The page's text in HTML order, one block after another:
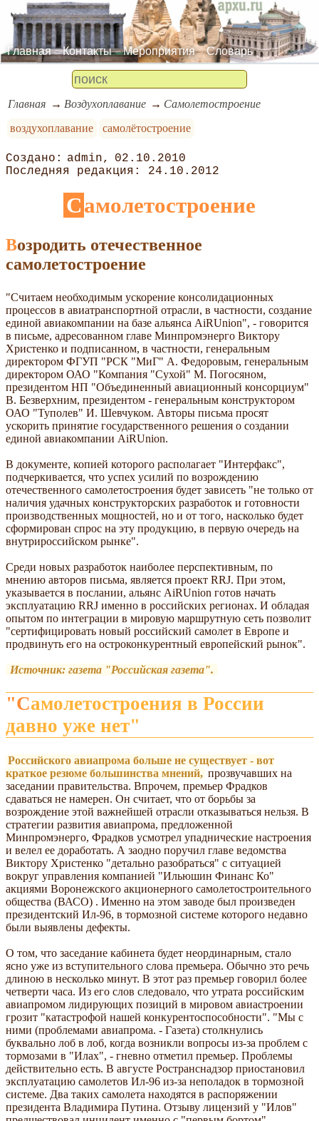
Главная Контакты Мероприятия Словарь
Главная Воздухоплавание
Самолетостроение
воздухоплавание
самолётостроение
admin
02.10.2010
24.10.2012
Самолетостроение
Возродить отечественное
самолетостроение
"Считаем необходимым ускорение консолидационных
процессов в авиатранспортной отрасли, в частности, создание
единой авиакомпании на базе альянса AiRUnion", - говорится
в письме, адресованном главе Минпромэнерго Виктору
Христенко и подписанном, в частности, генеральным
директором ФГУП "РСК "МиГ" А. Федоровым, генеральным
директором ОАО "Компания "Сухой" М. Погосяном,
президентом НП "Объединенный авиационный консорциум"
В. Безверхним, президентом - генеральным конструктором
ОАО "Туполев" И. Шевчуком. Авторы письма просят
ускорить принятие государственного решения о создании
единой авиакомпании AiRUnion.
В документе, копией которого располагает "Интерфакс",
подчеркивается, что успех усилий по возрождению
отечественного самолетостроения будет зависеть "не только от
наличия удачных конструкторских разработок и готовности
производственных мощностей, но и от того, насколько будет
сформирован спрос на эту продукцию, в первую очередь на
внутрироссийском рынке".
Среди новых разработок наиболее перспективным, по
мнению авторов письма, является проект RRJ. При этом,
указывается в послании, альянс AiRUnion готов начать
эксплуатацию RRJ именно в российских регионах. И обладая
опытом по интеграции в мировую маршрутную сеть позволит
"сертифицировать новый российский самолет в Европе и
продвинуть его на остроконкурентный европейский рынок".
Источник: газета "Российская газета".
"Самолетостроения в России
давно уже нет"
Российского авиапрома больше не существует - вот
краткое резюме большинства мнений, прозвучавших на
заседании правительства. Впрочем, премьер Фрадков
сдаваться не намерен. Он считает, что от борьбы за
возрождение этой важнейшей отрасли отказываться нельзя. В
стратегии развития авиапрома, предложенной
Минпромэнерго, Фрадков усмотрел упаднические настроения
и велел ее доработать. А заодно поручил главе ведомства
Виктору Христенко "детально разобраться" с ситуацией
вокруг управления компанией "Ильюшин Финанс Ко"
акциями Воронежского акционерного самолетостроительного
общества (ВАСО) . Именно на этом заводе был произведен
президентский Ил-96, в тормозной системе которого недавно
были выявлены дефекты.
О том, что заседание кабинета будет неординарным, стало
ясно уже из вступительного слова премьера. Обычно это речь
длиною в несколько минут. В этот раз премьер говорил более
четверти часа. Из его слов следовало, что утрата российским
авиапромом лидирующих позиций в мировом авиастроении
грозит "катастрофой нашей конкурентоспособности". "Мы с
ними (проблемами авиапрома. - Газета) столкнулись
буквально лоб в лоб, когда возникли вопросы из-за проблем с
тормозами в "Илах", - гневно отметил премьер. Проблемы
действительно есть. В августе Ространснадзор приостановил
эксплуатацию самолетов Ил-96 из-за неполадок в тормозной
системе. Два таких самолета находятся в распоряжении
президента Владимира Путина. Отзыву лицензий у "Илов"